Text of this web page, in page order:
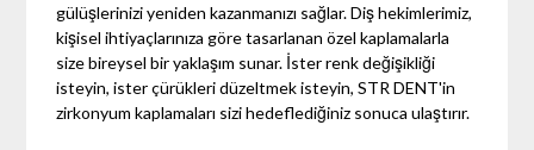
gülüşlerinizi yeniden kazanmanızı sağlar. Diş hekimlerimiz,
kişisel ihtiyaçlarınıza göre tasarlanan özel kaplamalarla
size bireysel bir yaklaşım sunar. İster renk değişikliği
isteyin, ister çürükleri düzeltmek isteyin, STR DENT'in
zirkonyum kaplamaları sizi hedeflediğiniz sonuca ulaştırır.